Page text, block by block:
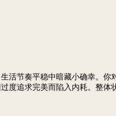
活节奏平稳中暗藏小确幸。
度追求完美而陷入内耗。整